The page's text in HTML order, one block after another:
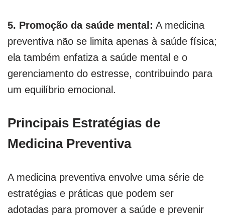
5. Promoção da saúde mental: A medicina
preventiva não se limita apenas à saúde física;
ela também enfatiza a saúde mental e o
gerenciamento do estresse, contribuindo para
um equilíbrio emocional.
Principais Estratégias de
Medicina Preventiva
A medicina preventiva envolve uma série de
estratégias e práticas que podem ser
adotadas para promover a saúde e prevenir